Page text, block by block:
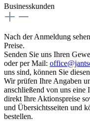
Businesskunden
Nach der Anmeldung
Preise.
Senden Sie uns Ihren
oder per Mail:
uns sind, können Sie
Wir prüfen Ihre Angaben
anschließend von uns
direkt Ihre Aktionspreise
und Übersichtsseiten und
bestellen.